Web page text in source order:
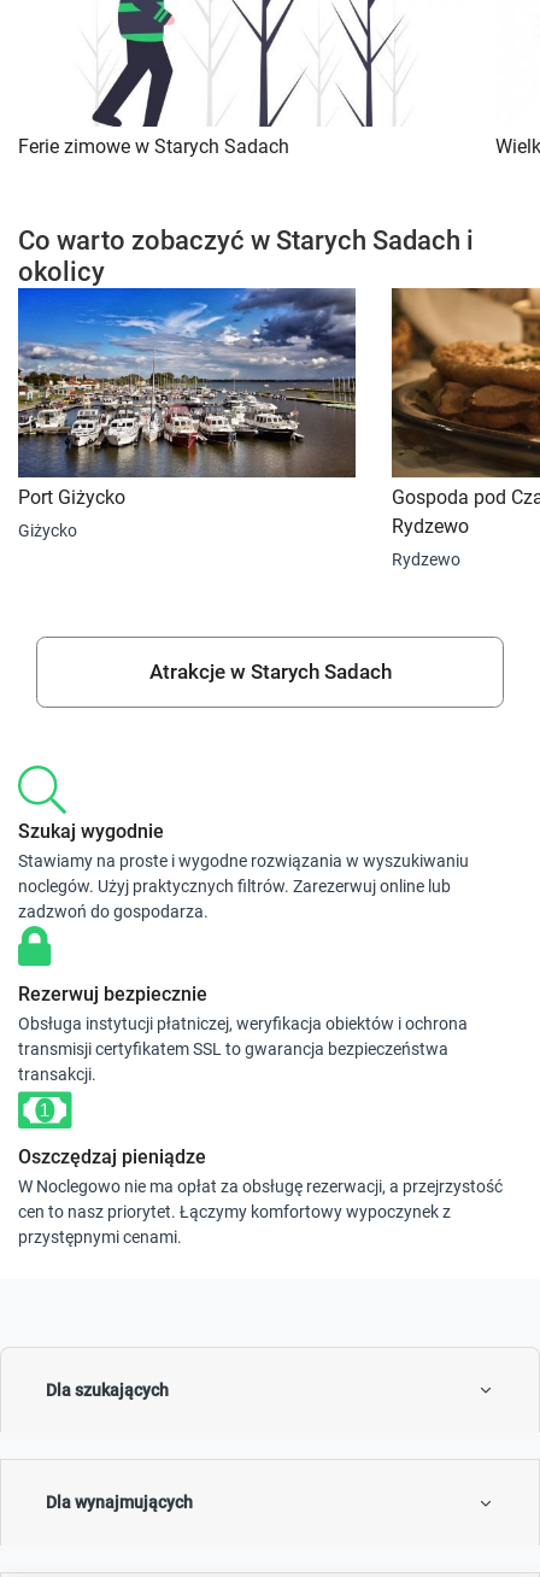
Ferie zimowe w Starych Sadach
Co warto zobaczyć w Starych Sadach i
okolicy
Port Giżycko
Giżycko
Gospoda pod
Rydzewo
Rydzewo
Atrakcje w Starych Sadach
Szukaj wygodnie
Stawiamy na proste i wygodne rozwiązania w wyszukiwaniu
noclegów. Użyj praktycznych filtrów. Zarezerwuj online lub
zadzwoń do gospodarza.
Rezerwuj bezpiecznie
Obsługa instytucji płatniczej, weryfikacja obiektów i ochrona
transmisji certyfikatem SSL to gwarancja bezpieczeństwa
transakcji.
Oszczędzaj pieniądze
W Noclegowo nie ma opłat za obsługę rezerwacji, a przejrzystość
cen to nasz priorytet. Łączymy komfortowy wypoczynek z
przystępnymi cenami.
Dla szukających
Dla wynajmujących